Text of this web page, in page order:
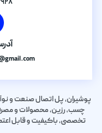
پوشیران، پل اتصال صنعت و
چسب، رزین، محصولات و
تخصصی، باکیفیت و قابل